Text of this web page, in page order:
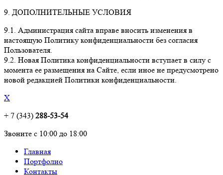
9. ДОПОЛНИТЕЛЬНЫЕ УСЛОВИЯ
9.1. Администрация сайта вправе вносить изменения в
настоящую Политику конфиденциальности без согласия
Пользователя.
9.2. Новая Политика конфиденциальности вступает в силу с
момента ее размещения на Сайте, если иное не предусмотрено
новой редакцией Политики конфиденциальности.
X
+ 7 (343) 288-53-54
Звоните с 10:00 до 18:00
Главная
Портфолио
Контакты